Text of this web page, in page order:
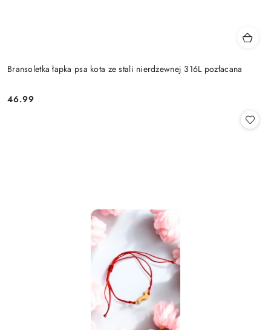
Bransoletka łapka psa kota ze stali nierdzewnej 316L pozłacana
Cena:
46.99